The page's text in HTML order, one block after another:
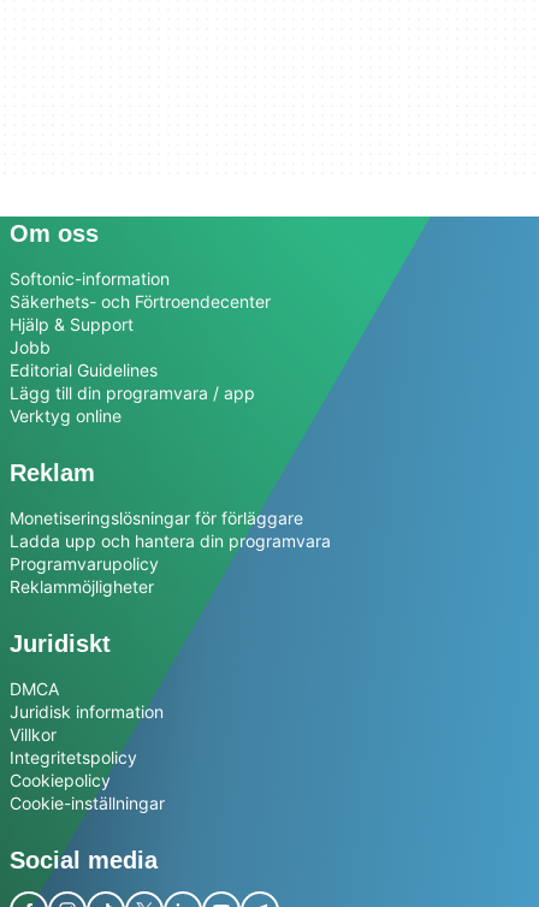
Om oss
Softonic-information
Säkerhets- och Förtroendecenter
Hjälp & Support
Jobb
Editorial Guidelines
Lägg till din programvara / app
Verktyg online
Reklam
Monetiseringslösningar för förläggare
Ladda upp och hantera din programvara
Programvarupolicy
Reklammöjligheter
Juridiskt
DMCA
Juridisk information
Villkor
Integritetspolicy
Cookiepolicy
Cookie-inställningar
Social media